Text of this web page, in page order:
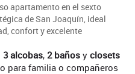
apartamento en el sexto
de San Joaquín, ideal
confort y excelente
3 alcobas, 2 baños y closets
para familia o compañeros